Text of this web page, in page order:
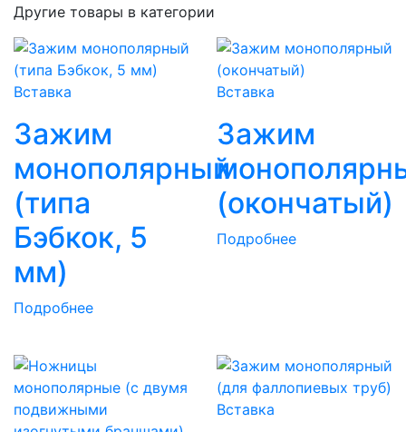
Другие товары в категории
Вставка
Зажим
монополярный
(типа
Бэбкок, 5
мм)
Подробнее
Вставка
Зажим
(окончатый)
Подробнее
Вставка